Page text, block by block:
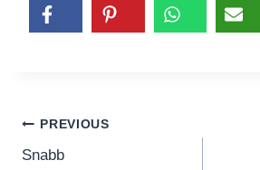
Inläggsnavigering
PREVIOUS
Snabb